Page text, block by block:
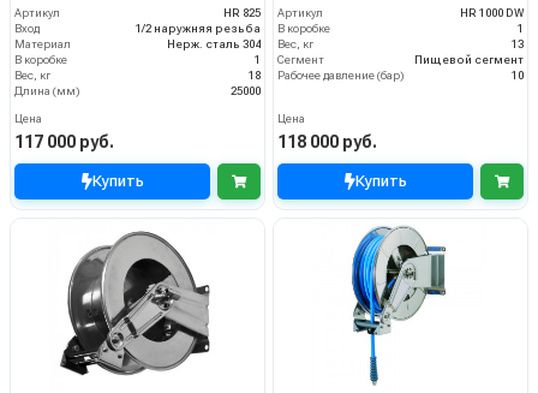
Артикул
HR 825
Вход
1/2 наружняя резьба
Материал
Нерж. сталь 304
В коробке
1
Вес, кг
18
Длина (мм)
25000
Цена
117 000 руб.
Купить
Артикул
HR 1000 DW
В коробке
1
Вес, кг
13
Сегмент
Пищевой сегмент
Рабочее давление (бар)
10
Цена
118 000 руб.
Купить